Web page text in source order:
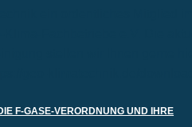
F-GASE-VERORDNUNG UND IHRE